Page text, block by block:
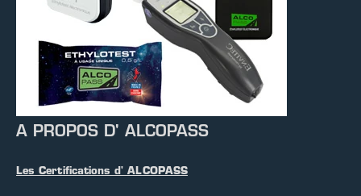
A PROPOS D' ALCOPASS
Les Certifications d' ALCOPASS